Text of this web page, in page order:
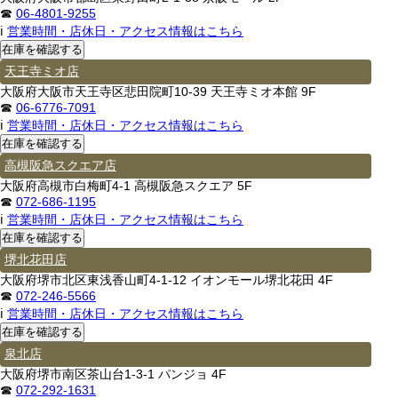
☎ 06-4801-9255
ℹ 営業時間・店休日・アクセス情報はこちら
天王寺ミオ店
大阪府大阪市天王寺区悲田院町10-39 天王寺ミオ本館 9F
☎ 06-6776-7091
ℹ 営業時間・店休日・アクセス情報はこちら
高槻阪急スクエア店
大阪府高槻市白梅町4-1 高槻阪急スクエア 5F
☎ 072-686-1195
ℹ 営業時間・店休日・アクセス情報はこちら
堺北花田店
大阪府堺市北区東浅香山町4-1-12 イオンモール堺北花田 4F
☎ 072-246-5566
ℹ 営業時間・店休日・アクセス情報はこちら
泉北店
大阪府堺市南区茶山台1-3-1 パンジョ 4F
☎ 072-292-1631